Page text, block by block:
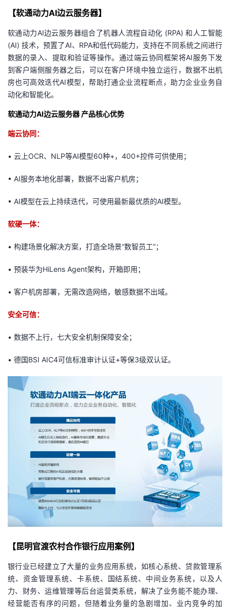
学
堂
我
的
程
我
认
证
的
实
验
我
的
收
藏
持
我
的
技
支
持
我
的
声
建
议
【软通动力AI边云服务器】
软通动力AI边云服务器组合了机器人流程自动化 (RPA) 和人工智能
(AI) 技术，预置了AI、RPA和低代码能力，支持在不同系统之间进行
数据的录入、提取和验证等操作。通过端云协同框架将AI服务下发
到客户端侧服务器之后，可以在客户环境中独立运行，数据不出机
房也可高效迭代AI模型，帮助打通企业流程断点，助力企业业务自
动化和智能化。
软通动力AI边云服务器 产品核心优势
端云协同：
• 云上OCR、NLP等AI模型60种+，400+控件可供使用；
• AI服务本地化部署，数据不出客户机房；
• AI模型在云上持续迭代，可使用最新最优质的AI模型。
软硬一体：
• 构建场景化解决方案，打造全场景“数智员工”；
• 预装华为HiLens Agent架构，开箱即用；
• 客户机房部署，无需改造网络，敏感数据不出域。
安全可信：
• 数据不上行，七大安全机制保障安全；
• 德国BSI AIC4可信标准审计认证+等保3级双认证。
【昆明官渡农村合作银行应用案例】
银行业已经建立了大量的业务应用系统，如核心系统、贷款管理系
统、资金管理系统、卡系统、国结系统、中间业务系统，以及人
力、财务、运维管理等后台运营类系统，解决了业务能不能办理、
经营能否有序的问题，但随着业务量的急剧增加、业内竞争的加